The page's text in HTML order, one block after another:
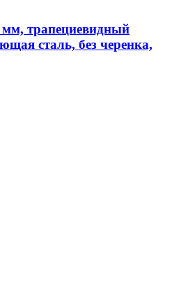
трапециевидный
сталь, без черенка,